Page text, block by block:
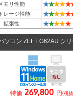
メモリ性能 ★★★★★
レージ性能 ★★★★★
拡張性 ★★★★★
ソコン ZEFT G62AU シ
特価 269,800 円(税